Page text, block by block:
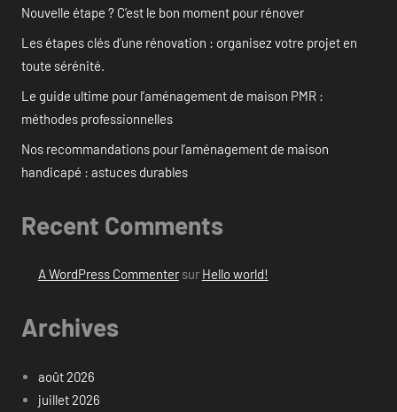
Nouvelle étape ? C’est le bon moment pour rénover
Les étapes clés d’une rénovation : organisez votre projet en
toute sérénité.
Le guide ultime pour l’aménagement de maison PMR :
méthodes professionnelles
Nos recommandations pour l’aménagement de maison
handicapé : astuces durables
Recent Comments
A WordPress Commentersur Hello world!
Archives
août 2026
juillet 2026